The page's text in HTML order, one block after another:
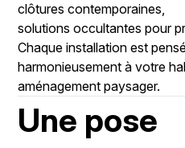
clôtures contemporaines,
solutions occultantes pour
Chaque installation est
harmonieusement à votre
aménagement paysager.
Une pose